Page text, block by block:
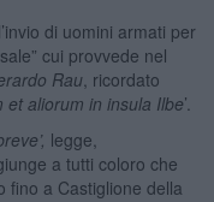
di uomini armati per
cui provvede nel
Rau, ricordato
aliorum in insula Ilbe’.
legge,
a tutti coloro che
fino a Castiglione della